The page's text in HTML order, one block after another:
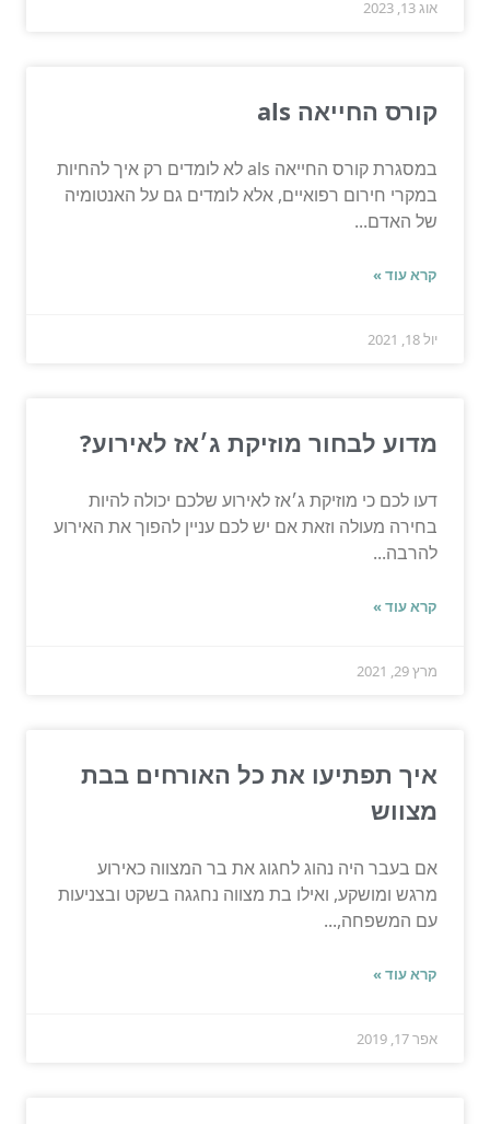
אוג 13, 2023
קורס החייאה als
במסגרת קורס החייאה als לא לומדים רק איך להחיות
במקרי חירום רפואיים, אלא לומדים גם על האנטומיה
של האדם...
קרא עוד »
יול 18, 2021
מדוע לבחור מוזיקת ג׳אז לאירוע?
דעו לכם כי מוזיקת ג׳אז לאירוע שלכם יכולה להיות
בחירה מעולה וזאת אם יש לכם עניין להפוך את האירוע
להרבה...
קרא עוד »
מרץ 29, 2021
איך תפתיעו את כל האורחים בבת
מצווש
אם בעבר היה נהוג לחגוג את בר המצווה כאירוע
מרגש ומושקע, ואילו בת מצווה נחגגה בשקט ובצניעות
עם המשפחה,...
קרא עוד »
אפר 17, 2019